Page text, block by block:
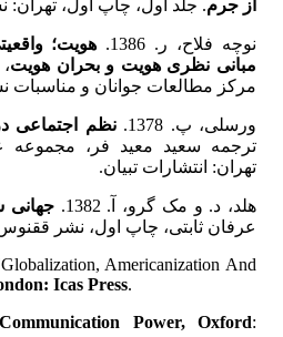
از جرم. جلد اول، چاپ اول، تهران:
نوچه فلاح، ر. 1386.
هویت؛
مبانی نظری هویت و بحران هویت
مرکز مطالعات جوانان و مناسبات
ورسلی، پ. 1378.
نظم اجتماعی
ترجمه سعید معید فر، مجموعه
تهران: انتشارات تبیان.
هلد، د. و مک گرو، آ. 1382. جهانی
عرفان ثابتی، چاپ اول، نشر
Americanization And
Icas Press.
Communication Power, Oxford: